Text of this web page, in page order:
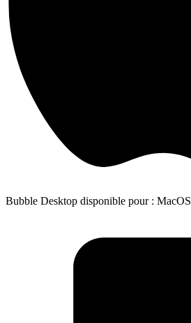
Bubble Desktop disponible pour : MacOS